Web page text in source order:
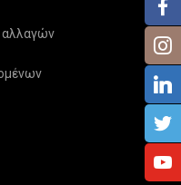
αλλαγών